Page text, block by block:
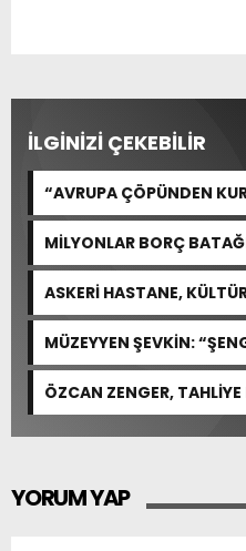
İLGİNİZİ ÇEKEBİLİR
“AVRUPA ÇÖPÜNDEN
FEDA EDEMEZSİNİZ!”
MİLYONLAR BORÇ
CEVABI:
ASKERİ HASTANE,
ÖZELLEŞTİRİLEMEZ!
MÜZEYYEN ŞEVKİN:
İNSANLIĞIN ORTAK
ÖZCAN ZENGER,
YORUM YAP